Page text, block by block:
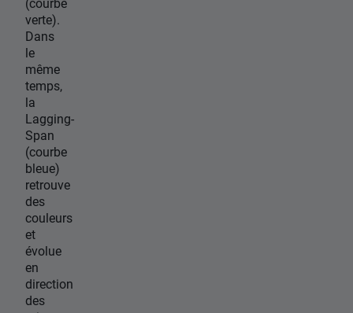
verte).
Dans
le
même
temps,
la
Lagging-
Span
(courbe
bleue)
retrouve
des
couleurs
et
évolue
en
direction
des